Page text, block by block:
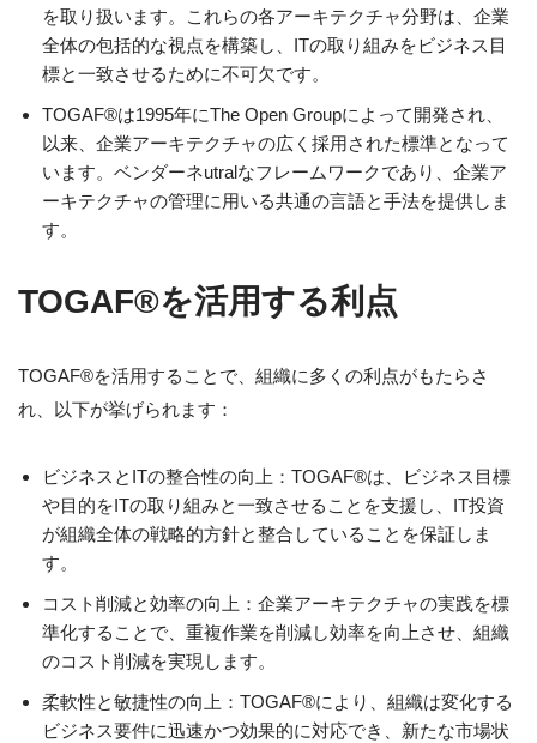
を取り扱います。これらの各アーキテクチャ分野は、企業
全体の包括的な視点を構築し、ITの取り組みをビジネス目
標と一致させるために不可欠です。
TOGAF®は1995年にThe Open Groupによって開発され、
以来、企業アーキテクチャの広く採用された標準となって
います。ベンダーネutralなフレームワークであり、企業ア
ーキテクチャの管理に用いる共通の言語と手法を提供しま
す。
TOGAF®を活用する利点
TOGAF®を活用することで、組織に多くの利点がもたらさ
れ、以下が挙げられます：
ビジネスとITの整合性の向上：TOGAF®は、ビジネス目標
や目的をITの取り組みと一致させることを支援し、IT投資
が組織全体の戦略的方針と整合していることを保証しま
す。
コスト削減と効率の向上：企業アーキテクチャの実践を標
準化することで、重複作業を削減し効率を向上させ、組織
のコスト削減を実現します。
柔軟性と敏捷性の向上：TOGAF®により、組織は変化する
ビジネス要件に迅速かつ効果的に対応でき、新たな市場状